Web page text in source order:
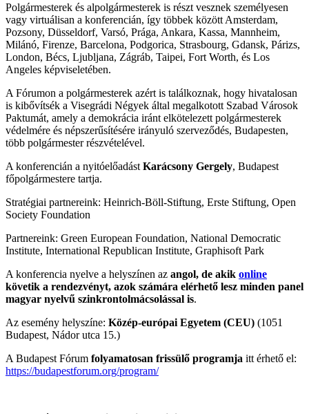
Polgármesterek és alpolgármesterek is részt vesznek személyesen
vagy virtuálisan a konferencián, így többek között Amsterdam,
Pozsony, Düsseldorf, Varsó, Prága, Ankara, Kassa, Mannheim,
Milánó, Firenze, Barcelona, Podgorica, Strasbourg, Gdansk, Párizs,
London, Bécs, Ljubljana, Zágráb, Taipei, Fort Worth, és Los
Angeles képviseletében.
A Fórumon a polgármesterek azért is találkoznak, hogy hivatalosan
is kibővítsék a Visegrádi Négyek által megalkotott Szabad Városok
Paktumát, amely a demokrácia iránt elkötelezett polgármesterek
védelmére és népszerűsítésére irányuló szerveződés, Budapesten,
több polgármester részvételével.
A konferencián a nyitóelőadást Karácsony Gergely, Budapest
főpolgármestere tartja.
Stratégiai partnereink: Heinrich-Böll-Stiftung, Erste Stiftung, Open
Society Foundation
Partnereink: Green European Foundation, National Democratic
Institute, International Republican Institute, Graphisoft Park
A konferencia nyelve a helyszínen az angol, de akik online
követik a rendezvényt, azok számára elérhető lesz minden panel
magyar nyelvű szinkrontolmácsolással is.
Az esemény helyszíne: Közép-európai Egyetem (CEU) (1051
Budapest, Nádor utca 15.)
A Budapest Fórum folyamatosan frissülő programja itt érhető el:
https://budapestforum.org/program/